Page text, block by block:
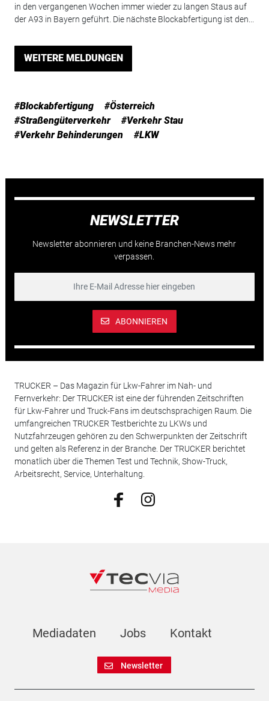
in den vergangenen Wochen immer wieder zu langen Staus auf
der A93 in Bayern geführt. Die nächste Blockabfertigung ist den...
WEITERE MELDUNGEN
#Blockabfertigung
#Österreich
#Straßengüterverkehr
#Verkehr Stau
#Verkehr Behinderungen
#LKW
NEWSLETTER
Newsletter abonnieren und keine Branchen-News mehr
verpassen.
ABONNIEREN
TRUCKER – Das Magazin für Lkw-Fahrer im Nah- und
Fernverkehr: Der TRUCKER ist eine der führenden Zeitschriften
für Lkw-Fahrer und Truck-Fans im deutschsprachigen Raum. Die
umfangreichen TRUCKER Testberichte zu LKWs und
Nutzfahrzeugen gehören zu den Schwerpunkten der Zeitschrift
und gelten als Referenz in der Branche. Der TRUCKER berichtet
monatlich über die Themen Test und Technik, Show-Truck,
Arbeitsrecht, Service, Unterhaltung.
Mediadaten Jobs Kontakt
Newsletter